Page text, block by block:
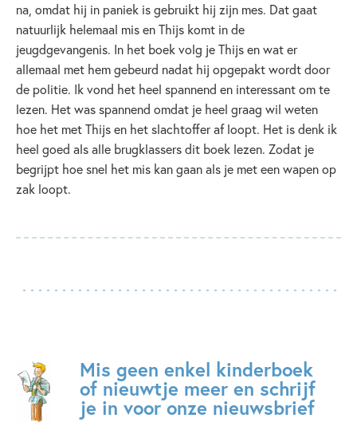
na, omdat hij in paniek is gebruikt hij zijn mes. Dat gaat
natuurlijk helemaal mis en Thijs komt in de
jeugdgevangenis. In het boek volg je Thijs en wat er
allemaal met hem gebeurd nadat hij opgepakt wordt door
de politie. Ik vond het heel spannend en interessant om te
lezen. Het was spannend omdat je heel graag wil weten
hoe het met Thijs en het slachtoffer af loopt. Het is denk ik
heel goed als alle brugklassers dit boek lezen. Zodat je
begrijpt hoe snel het mis kan gaan als je met een wapen op
zak loopt.
Mis geen enkel kinderboek
of nieuwtje meer en schrijf
je in voor onze nieuwsbrief